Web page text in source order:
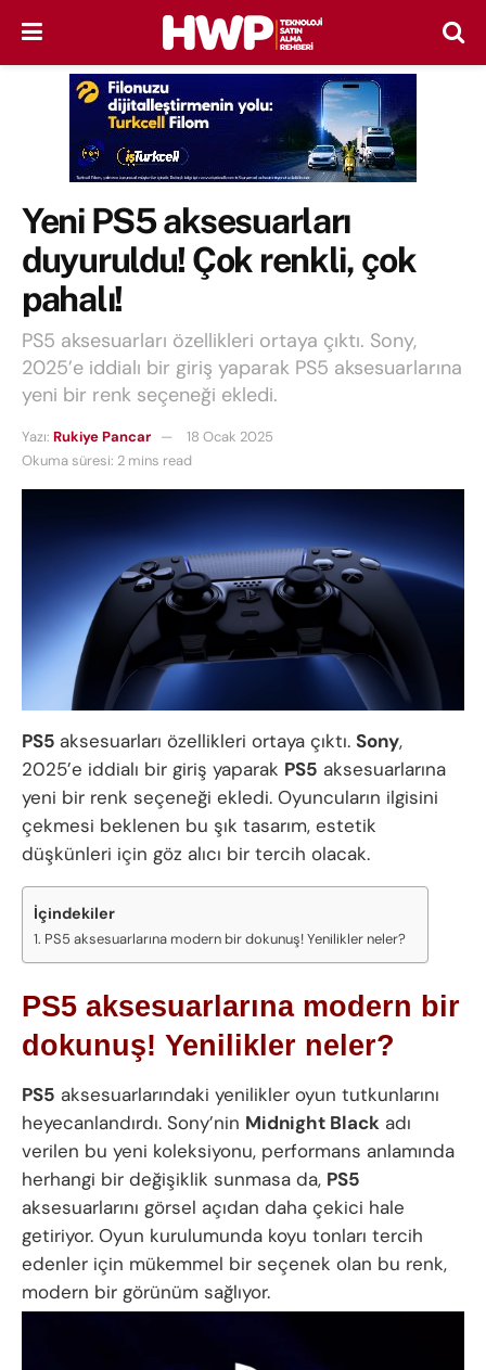
Yeni PS5 aksesuarları
duyuruldu! Çok renkli, çok
pahalı!
PS5 aksesuarları özellikleri ortaya çıktı. Sony,
2025’e iddialı bir giriş yaparak PS5 aksesuarlarına
yeni bir renk seçeneği ekledi.
Yazı: Rukiye Pancar
18 Ocak 2025
Okuma süresi: 2 mins read
PS5 aksesuarları özellikleri ortaya çıktı. Sony,
2025’e iddialı bir giriş yaparak PS5 aksesuarlarına
yeni bir renk seçeneği ekledi. Oyuncuların ilgisini
çekmesi beklenen bu şık tasarım, estetik
düşkünleri için göz alıcı bir tercih olacak.
İçindekiler
PS5 aksesuarlarına modern bir dokunuş! Yenilikler neler?
PS5 aksesuarlarına modern bir
dokunuş! Yenilikler neler?
PS5 aksesuarlarındaki yenilikler oyun tutkunlarını
heyecanlandırdı. Sony’nin Midnight Black adı
verilen bu yeni koleksiyonu, performans anlamında
herhangi bir değişiklik sunmasa da, PS5
aksesuarlarını görsel açıdan daha çekici hale
getiriyor. Oyun kurulumunda koyu tonları tercih
edenler için mükemmel bir seçenek olan bu renk,
modern bir görünüm sağlıyor.